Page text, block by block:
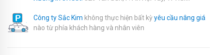
Công ty Sắc Kim không thực hiện bất kỳyêu cầu nâng giá
nào từ phía khách hàng và nhân viên